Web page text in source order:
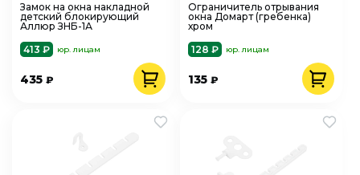
Замок на окна накладной
детский блокирующий
Аллюр ЗНБ-1А
413 ₽
юр. лицам
435 ₽
Ограничитель отрывания
окна Домарт (гребенка)
хром
128 ₽
юр. лицам
135₽